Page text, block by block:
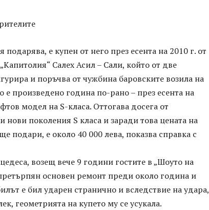
е купен от него през есента на 2010 г. от
Салех Асил – Сали, който от две
и поръчва от чужбина баровските возила на
произведено година по-рано – през есента на
модел на S-класа. Оттогава досега от
нови поколения S класа и заради това цената на
подари, е около 40 000 лева, показва справка с
возещ вече 9 години гостите в „Шоуто на
основен ремонт преди около година и
е бил ударен странично и вследствие на удара,
геометрията на купето му се усукала.